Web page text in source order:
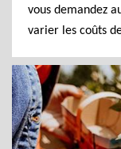
vous demandez
varier les coûts